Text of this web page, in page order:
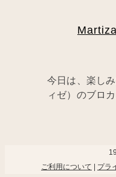
今日は、楽し
ィゼ）のブロ
ご利用について
プラ